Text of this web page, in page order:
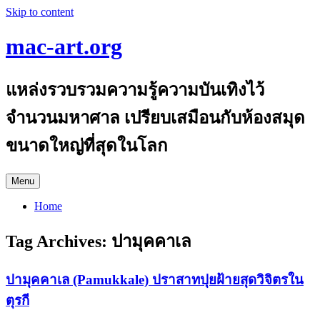
Skip to content
mac-art.org
แหล่งรวบรวมความรู้ความบันเทิงไว้
จำนวนมหาศาล เปรียบเสมือนกับห้องสมุด
ขนาดใหญ่ที่สุดในโลก
Menu
Home
Tag Archives: ปามุคคาเล
ปามุคคาเล (Pamukkale) ปราสาทปุยฝ้ายสุดวิจิตรใน
ตุรกี